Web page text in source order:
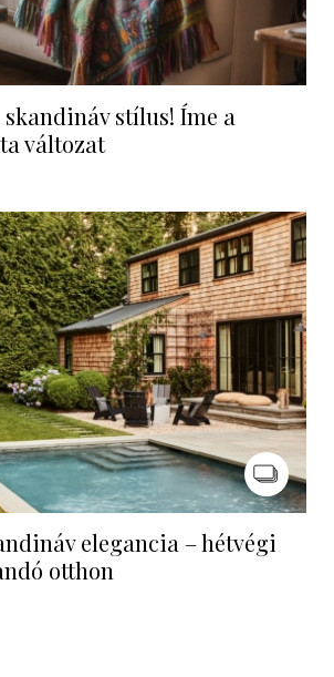
stílus! Íme a
változat
elegancia – hétvégi
otthon